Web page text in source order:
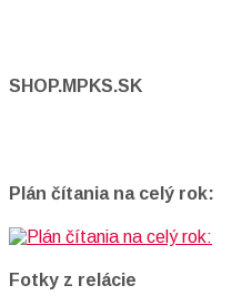
SHOP.MPKS.SK
Plán čítania na celý rok:
Fotky z relácie